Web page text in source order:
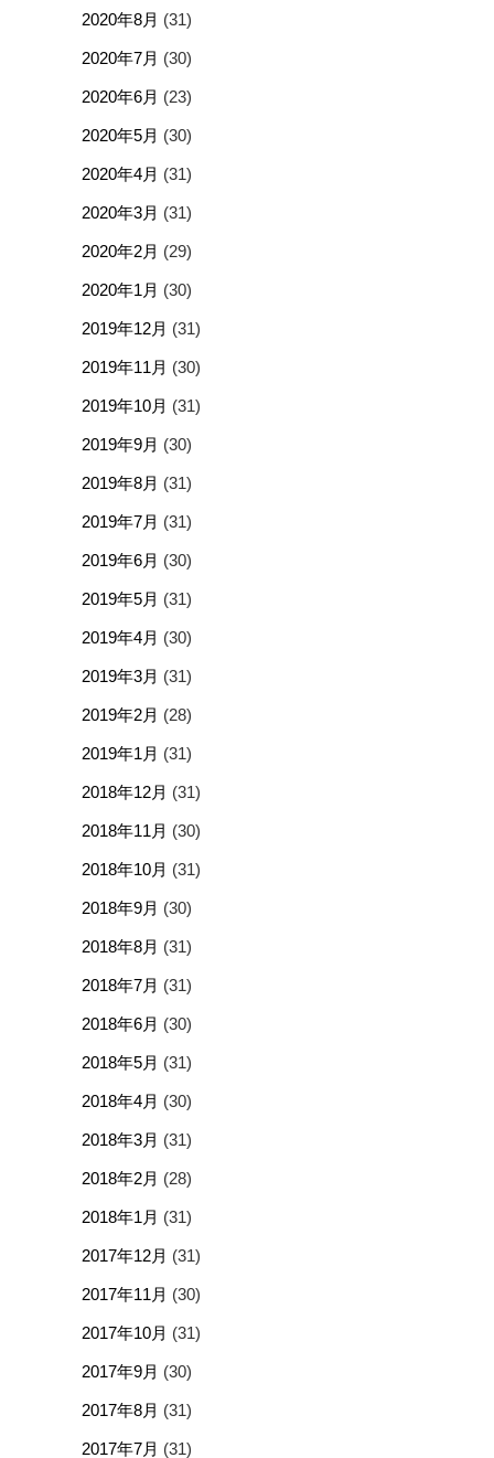
2020年8月 (31)
2020年7月 (30)
2020年6月 (23)
2020年5月 (30)
2020年4月 (31)
2020年3月 (31)
2020年2月 (29)
2020年1月 (30)
2019年12月 (31)
2019年11月 (30)
2019年10月 (31)
2019年9月 (30)
2019年8月 (31)
2019年7月 (31)
2019年6月 (30)
2019年5月 (31)
2019年4月 (30)
2019年3月 (31)
2019年2月 (28)
2019年1月 (31)
2018年12月 (31)
2018年11月 (30)
2018年10月 (31)
2018年9月 (30)
2018年8月 (31)
2018年7月 (31)
2018年6月 (30)
2018年5月 (31)
2018年4月 (30)
2018年3月 (31)
2018年2月 (28)
2018年1月 (31)
2017年12月 (31)
2017年11月 (30)
2017年10月 (31)
2017年9月 (30)
2017年8月 (31)
2017年7月 (31)